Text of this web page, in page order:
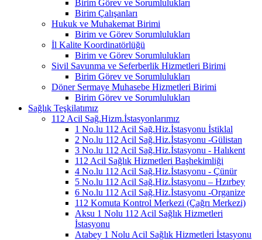
Birim Görev ve Sorumlulukları
Birim Çalışanları
Hukuk ve Muhakemat Birimi
Birim ve Görev Sorumlulukları
İl Kalite Koordinatörlüğü
Birim ve Görev Sorumlulukları
Sivil Savunma ve Seferberlik Hizmetleri Birimi
Birim Görev ve Sorumlulukları
Döner Sermaye Muhasebe Hizmetleri Birimi
Birim Görev ve Sorumlulukları
Sağlık Teşkilatımız
112 Acil Sağ.Hizm.İstasyonlarımız
1 No.lu 112 Acil Sağ.Hiz.İstasyonu İstiklal
2 No.lu 112 Acil Sağ.Hiz.İstasyonu -Gülistan
3 No.lu 112 Acil Sağ.Hiz.İstasyonu - Halıkent
112 Acil Sağlık Hizmetleri Başhekimliği
4 No.lu 112 Acil Sağ.Hiz.İstasyonu - Çünür
5 No.lu 112 Acil Sağ.Hiz.İstasyonu – Hzırbey
6 No.lu 112 Acil Sağ.Hiz.İstasyonu -Organize
112 Komuta Kontrol Merkezi (Çağrı Merkezi)
Aksu 1 Nolu 112 Acil Sağlık Hizmetleri
İstasyonu
Atabey 1 Nolu Acil Sağlık Hizmetleri İstasyonu